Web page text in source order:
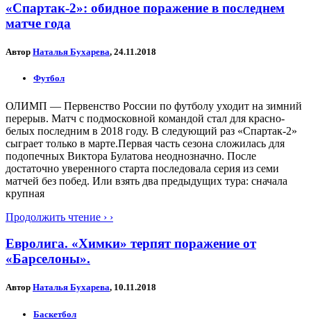
«Спартак-2»: обидное поражение в последнем
матче года
Автор Наталья Бухарева, 24.11.2018
Футбол
ОЛИМП — Первенство России по футболу уходит на зимний
перерыв. Матч с подмосковной командой стал для красно-
белых последним в 2018 году. В следующий раз «Спартак-2»
сыграет только в марте.Первая часть сезона сложилась для
подопечных Виктора Булатова неоднозначно. После
достаточно уверенного старта последовала серия из семи
матчей без побед. Или взять два предыдущих тура: сначала
крупная
Продолжить чтение › ›
Евролига. «Химки» терпят поражение от
«Барселоны».
Автор Наталья Бухарева, 10.11.2018
Баскетбол